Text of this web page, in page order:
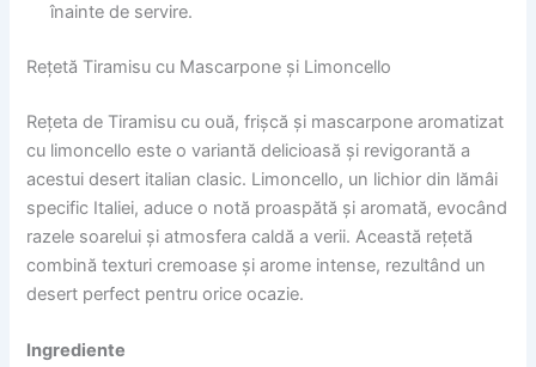
înainte de servire.
Rețetă Tiramisu cu Mascarpone și Limoncello
Rețeta de Tiramisu cu ouă, frișcă și mascarpone aromatizat
cu limoncello este o variantă delicioasă și revigorantă a
acestui desert italian clasic. Limoncello, un lichior din lămâi
specific Italiei, aduce o notă proaspătă și aromată, evocând
razele soarelui și atmosfera caldă a verii. Această rețetă
combină texturi cremoase și arome intense, rezultând un
desert perfect pentru orice ocazie.
Ingrediente